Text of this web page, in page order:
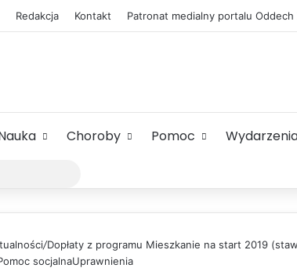
Redakcja Kontakt Patronat medialny portalu Oddech
Choroby Pomoc
/Dopłaty z programu Mieszkanie na start 2019
socjalnaUprawnienia